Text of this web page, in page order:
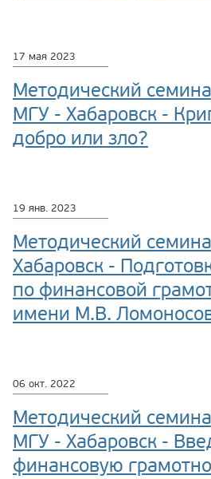
17 мая 2023
Методический
МГУ - Хабаровск -
добро или зло?
19 янв. 2023
Методический
Хабаровск -
по финансовой
имени М.В.
06 окт. 2022
Методический
МГУ - Хабаровск -
финансовую